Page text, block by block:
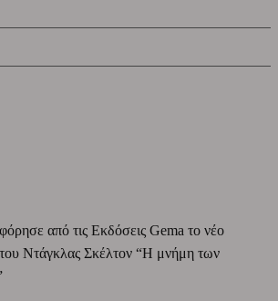
από τις Εκδόσεις Gema το νέο
του Ντάγκλας Σκέλτον “Η μνήμη των